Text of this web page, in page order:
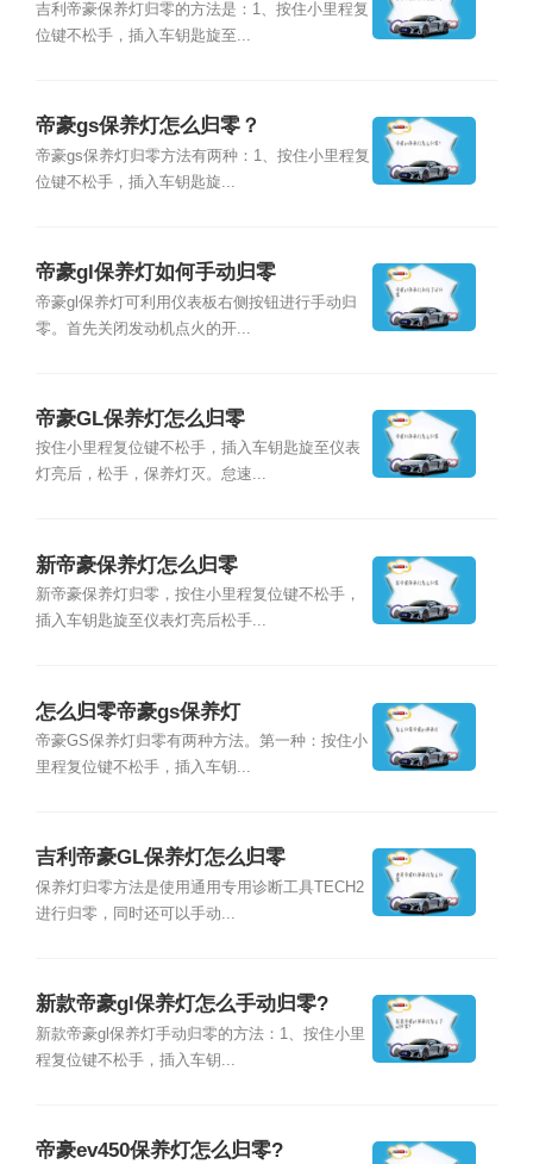
吉利帝豪保养灯归零的方法是：1、按住小里程复
位键不松手，插入车钥匙旋至...
帝豪gs保养灯怎么归零？
帝豪gs保养灯归零方法有两种：1、按住小里程复
位键不松手，插入车钥匙旋...
帝豪gl保养灯如何手动归零
帝豪gl保养灯可利用仪表板右侧按钮进行手动归
零。首先关闭发动机点火的开...
帝豪GL保养灯怎么归零
按住小里程复位键不松手，插入车钥匙旋至仪表
灯亮后，松手，保养灯灭。怠速...
新帝豪保养灯怎么归零
新帝豪保养灯归零，按住小里程复位键不松手，
插入车钥匙旋至仪表灯亮后松手...
怎么归零帝豪gs保养灯
帝豪GS保养灯归零有两种方法。第一种：按住小
里程复位键不松手，插入车钥...
吉利帝豪GL保养灯怎么归零
保养灯归零方法是使用通用专用诊断工具TECH2
进行归零，同时还可以手动...
新款帝豪gl保养灯怎么手动归零?
新款帝豪gl保养灯手动归零的方法：1、按住小里
程复位键不松手，插入车钥...
帝豪ev450保养灯怎么归零?